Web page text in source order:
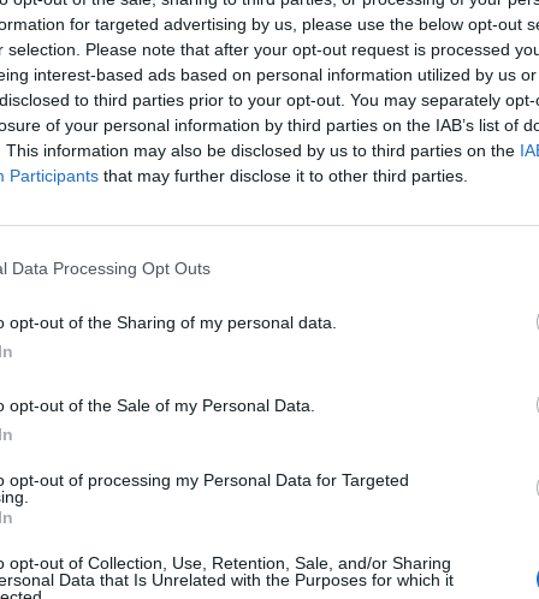
for targeted advertising by us, please use the below opt-out
selection. Please note that after your opt-out request is processed
interest-based ads based on personal information utilized by us
to third parties prior to your opt-out. You may separately
of your personal information by third parties on the IAB’s list of
This information may also be disclosed by us to third parties on the
Participants that may further disclose it to other third parties.
Data Processing Opt Outs
opt-out of the Sharing of my personal data.
opt-out of the Sale of my Personal Data.
opt-out of processing my Personal Data for Targeted
opt-out of Collection, Use, Retention, Sale, and/or Sharing
Data that Is Unrelated with the Purposes for which it
il quale i disoccupati-cassa
dalla crisi economica sono circa 3-
dato grave ma non gravissimo».
e controcorrente - ha aggiunto
platea riunita a Confindustria per la
e che di fronte alle parole
ha iniziato a rumoreggiare - ma queste
La crisi, ha spiegato il ministro,
a reddito. «È un dato grave e
continuiamo ad avere 15 milioni di
dipendente - ha sottolineato Brunetta
e il potere di acquisto è aumentato»,
in calo. «Al netto dei
disoccupati equivalenti - ha ribadito il
potere di acquisto è cresciuto dell'1-2%.
perchè non ci sia in Italia una crisi
Brunetta ai 15 milioni di lavoratori
inoltre aggiunti 16-17 milioni di
Trump, Meloni e la strategia